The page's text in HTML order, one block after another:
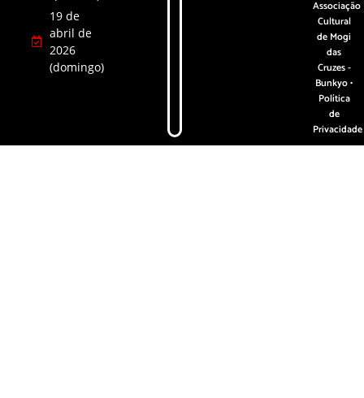
19 de
abril de
2026
(domingo)
Associação
Cultural
de Mogi
das
Cruzes -
Bunkyo •
Política
de
Privacidade